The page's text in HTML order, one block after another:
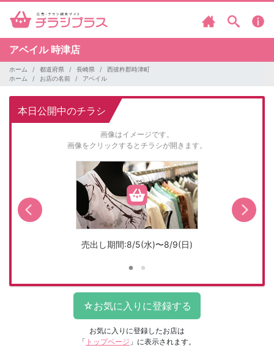
アベイル 時津店
ホーム 都道府県 長崎県
西彼杵郡時津町
ホーム
お店の名前 アベイル
本日公開中のチラシ
画像はイメージです。
画像をクリックするとチラシが開きます。
売出し期間:8/5(水)〜8/9(日)
お気に入りに登録したお店は
「 トップページ 」に表示されます。